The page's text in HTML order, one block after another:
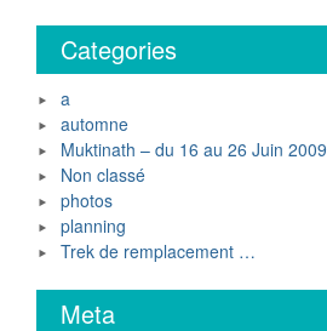
Categories
a
automne
Muktinath – du 16 au 26 Juin 2009
Non classé
photos
planning
Trek de remplacement …
Meta